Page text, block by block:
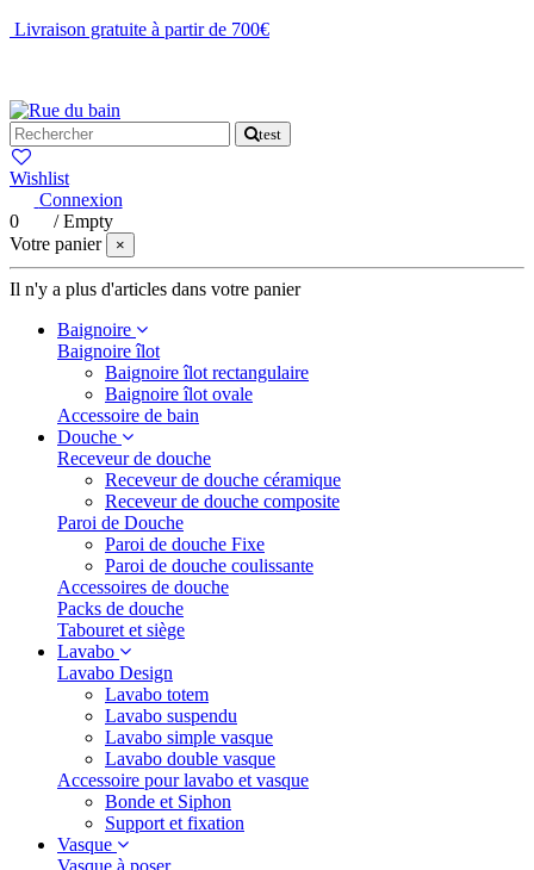
Livraison gratuite à partir de 700€
test
Wishlist
Connexion
0
/Empty
Votre panier
×
Il n'y a plus d'articles dans votre panier
Baignoire
Baignoire îlot
Baignoire îlot rectangulaire
Baignoire îlot ovale
Accessoire de bain
Douche
Receveur de douche
Receveur de douche céramique
Receveur de douche composite
Paroi de Douche
Paroi de douche Fixe
Paroi de douche coulissante
Accessoires de douche
Packs de douche
Tabouret et siège
Lavabo
Lavabo Design
Lavabo totem
Lavabo suspendu
Lavabo simple vasque
Lavabo double vasque
Accessoire pour lavabo et vasque
Bonde et Siphon
Support et fixation
Vasque
Vasque à poser